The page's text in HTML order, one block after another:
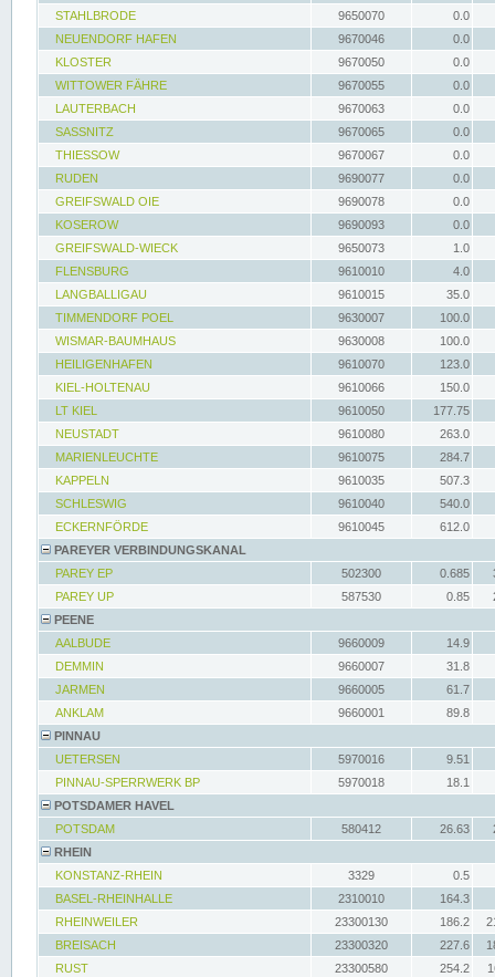
STAHLBRODE
9650070
0.0
NEUENDORF HAFEN
9670046
0.0
KLOSTER
9670050
0.0
WITTOWER FÄHRE
9670055
0.0
LAUTERBACH
9670063
0.0
SASSNITZ
9670065
0.0
THIESSOW
9670067
0.0
RUDEN
9690077
0.0
GREIFSWALD OIE
9690078
0.0
KOSEROW
9690093
0.0
GREIFSWALD-WIECK
9650073
1.0
FLENSBURG
9610010
4.0
LANGBALLIGAU
9610015
35.0
TIMMENDORF POEL
9630007
100.0
WISMAR-BAUMHAUS
9630008
100.0
HEILIGENHAFEN
9610070
123.0
KIEL-HOLTENAU
9610066
150.0
LT KIEL
9610050
177.75
NEUSTADT
9610080
263.0
MARIENLEUCHTE
9610075
284.7
KAPPELN
9610035
507.3
SCHLESWIG
9610040
540.0
ECKERNFÖRDE
9610045
612.0
PAREYER VERBINDUNGSKANAL
PAREY EP
502300 0.685
PAREY UP
587530 0.85
PEENE
AALBUDE
9660009
14.9
DEMMIN
9660007
31.8
JARMEN
9660005
61.7
ANKLAM
9660001
89.8
PINNAU
UETERSEN
5970016
9.51
PINNAU-SPERRWERK BP
5970018
18.1
POTSDAMER HAVEL
POTSDAM
580412 26.63
RHEIN
KONSTANZ-RHEIN
3329
0.5
BASEL-RHEINHALLE
2310010
164.3
RHEINWEILER
23300130 186.2
BREISACH
23300320 227.6
RUST
23300580 254.2